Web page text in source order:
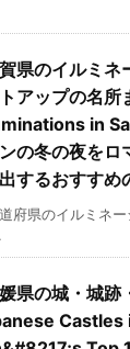
県のイルミネ
アップの名
in
の冬の夜をロ
するおすすめ
府県のイルミネ
県の城・城跡
Castles